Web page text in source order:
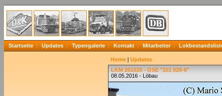
Startseite Updates Typengalerie Kontakt Mitarbeiter
Home | Updates
LKM 261020 - OSE "101 020-6"
08.05.2016 - Löbau